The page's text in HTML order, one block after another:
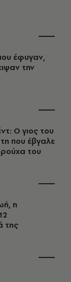
έφυγαν,
την
Ο γιος του
που έβγαλε
του
η
της